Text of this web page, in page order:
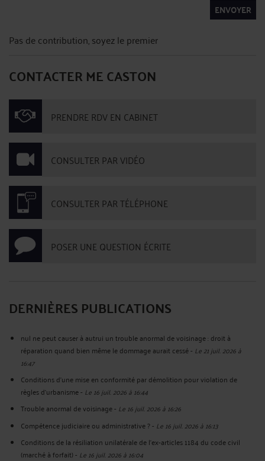
ENVOYER
Pas de contribution, soyez le premier
CONTACTER ME CASTON
PRENDRE RDV EN CABINET
CONSULTER PAR VIDÉO
CONSULTER PAR TÉLÉPHONE
POSER UNE QUESTION ÉCRITE
DERNIÈRES PUBLICATIONS
nul ne peut causer à autrui un trouble anormal de voisinage : droit à
réparation quand bien même le dommage aurait cessé- Le 21 juil. 2026 à
16:47
Conditions d'une mise en conformité par démolition pour violation de
règles d'urbanisme- Le 16 juil. 2026 à 16:44
Trouble anormal de voisinage- Le 16 juil. 2026 à 16:26
Compétence judiciaire ou administrative ?- Le 16 juil. 2026 à 16:13
Conditions de la résiliation unilatérale de l'ex-articles 1184 du code civil
(marché à forfait)- Le 16 juil. 2026 à 16:04